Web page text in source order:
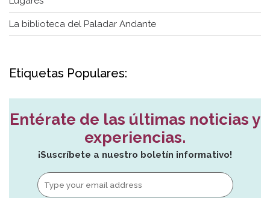
La biblioteca del Paladar Andante
Etiquetas Populares:
Entérate de las últimas noticias y
experiencias.
¡Suscríbete a nuestro boletín informativo!